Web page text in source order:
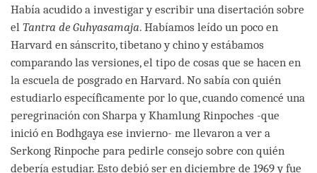
Había acudido a investigar y escribir una disertación sobre
el Tantra de Guhyasamaja. Habíamos leído un poco en
Harvard en sánscrito, tibetano y chino y estábamos
comparando las versiones, el tipo de cosas que se hacen en
la escuela de posgrado en Harvard. No sabía con quién
estudiarlo específicamente por lo que, cuando comencé una
peregrinación con Sharpa y Khamlung Rinpoches -que
inició en Bodhgaya ese invierno- me llevaron a ver a
Serkong Rinpoche para pedirle consejo sobre con quién
debería estudiar. Esto debió ser en diciembre de 1969 y fue